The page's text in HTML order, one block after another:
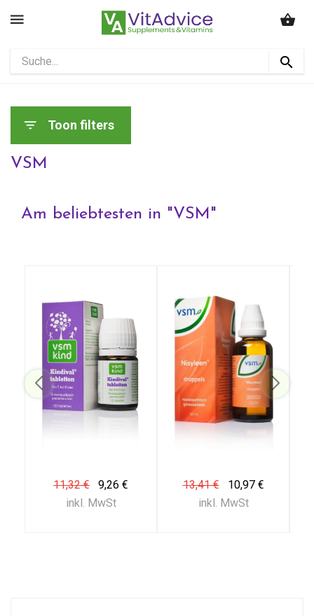
Toon filters
VSM
Am beliebtesten in "VSM"
11,32 €
9,26 €
inkl. MwSt
13,41 €
10,97 €
inkl. MwSt